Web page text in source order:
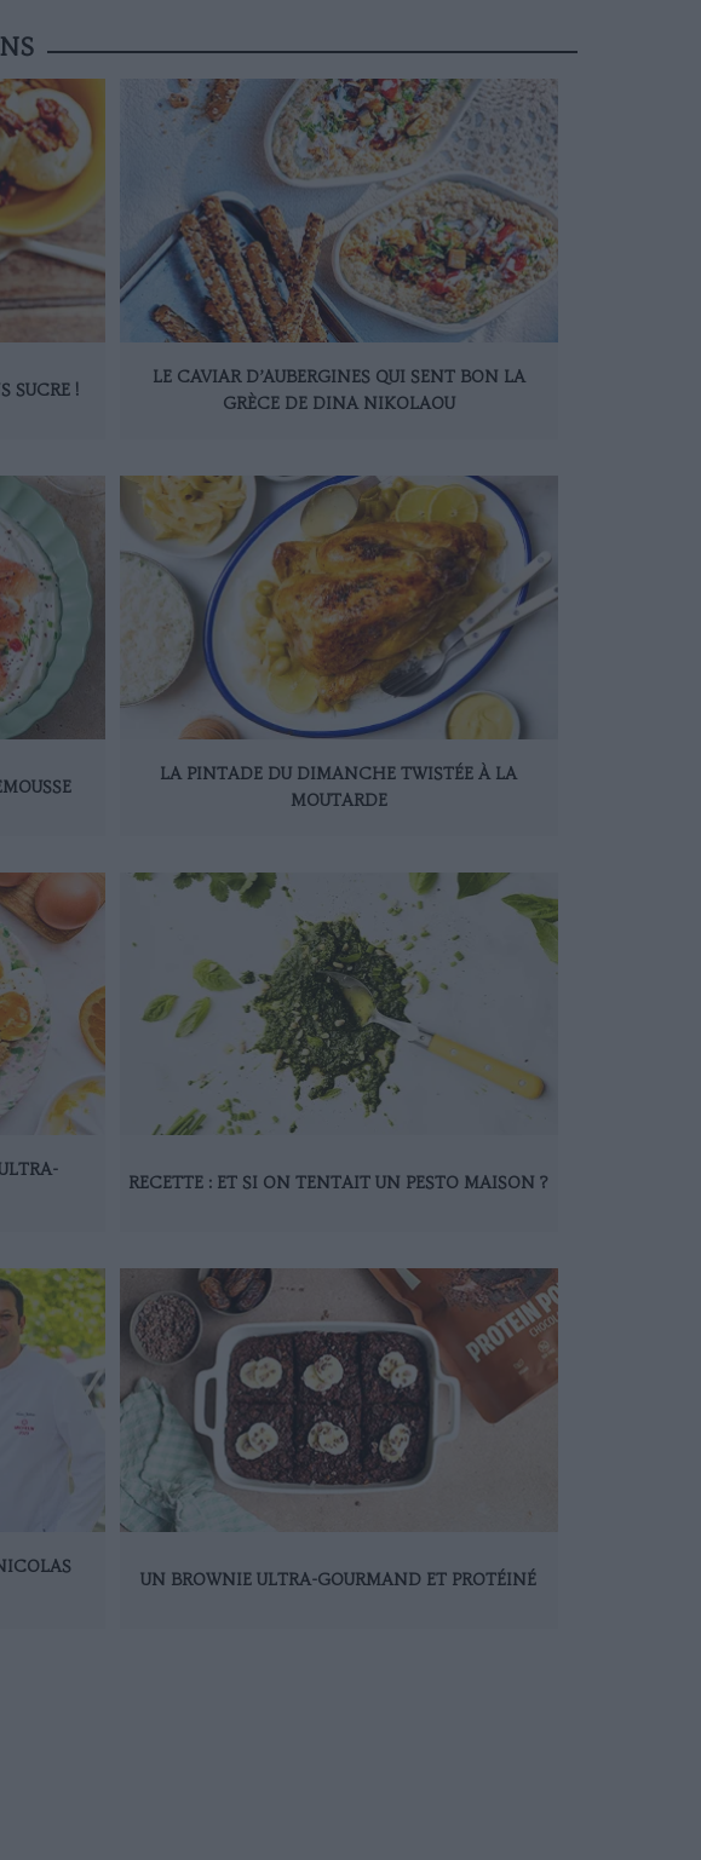
SUCRE !
LE CAVIAR D’AUBERGINES QUI SENT BON LA
GRÈCE DE DINA NIKOLAOU
LA PINTADE DU DIMANCHE TWISTÉE À LA
MOUTARDE
RECETTE : ET SI ON TENTAIT UN PESTO MAISON ?
UN BROWNIE ULTRA-GOURMAND ET PROTÉINÉ